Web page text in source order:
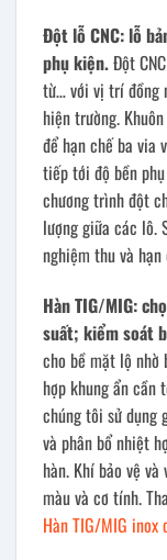
Đột lỗ CNC: lỗ
phụ kiện.Đột
từ… với vị trí đồng
hiện trường.
để hạn chế ba via
tiếp tới độ bền
chương trình đột
lượng giữa các lô.
nghiệm thu và
Hàn TIG/MIG:
suất; kiểm soát
cho bề mặt lộ nhờ
hợp khung ẩn cần
chúng tôi sử dụng
và phân bổ nhiệt
hàn. Khí bảo vệ
màu và cơ tính.
Hàn TIG/MIG inox